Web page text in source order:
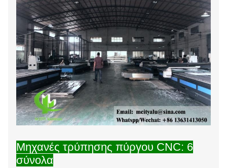
Μηχανές τρύπησης πύργου CNC: 6
σύνολα